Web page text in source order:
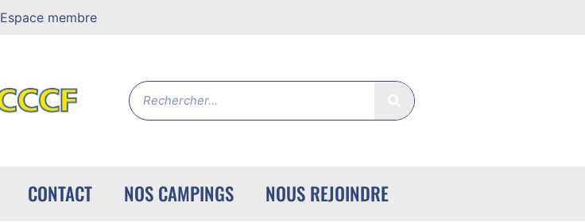
Espace membre
CONTACT NOS CAMPINGS NOUS REJOINDRE